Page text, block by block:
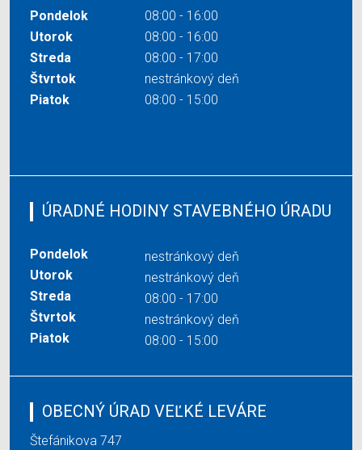
Pondelok
08:00 - 16:00
Utorok
08:00 - 16:00
Streda
08:00 - 17:00
Štvrtok
nestránkový deň
Piatok
08:00 - 15:00
ÚRADNÉ HODINY STAVEBNÉHO ÚRADU
Pondelok
nestránkový deň
Utorok
nestránkový deň
Streda
08:00 - 17:00
Štvrtok
nestránkový deň
Piatok
08:00 - 15:00
OBECNÝ ÚRAD VEĽKÉ LEVÁRE
Štefánikova 747